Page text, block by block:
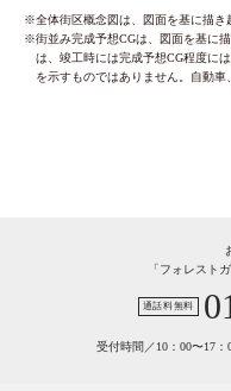
※全体街区概念図は、図面を基に描き
※街並み完成予想CGは、図面を基に
は、竣工時には完成予想CG程度に
を示すものではありません。自動車
「フォレスト
受付時間／10：00〜17：